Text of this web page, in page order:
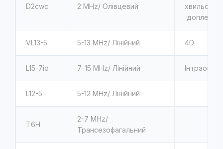
D2cwc 2 MHz/ Олівцевий
хвильовим
доплером
VL13-5 5-13 MHz/ Лінійний 4D
L15-7io 7-15 MHz/ Лінійний
L12-5 5-12 MHz/ Лінійний
T6H
2-7 MHz/
Трансезофагальний